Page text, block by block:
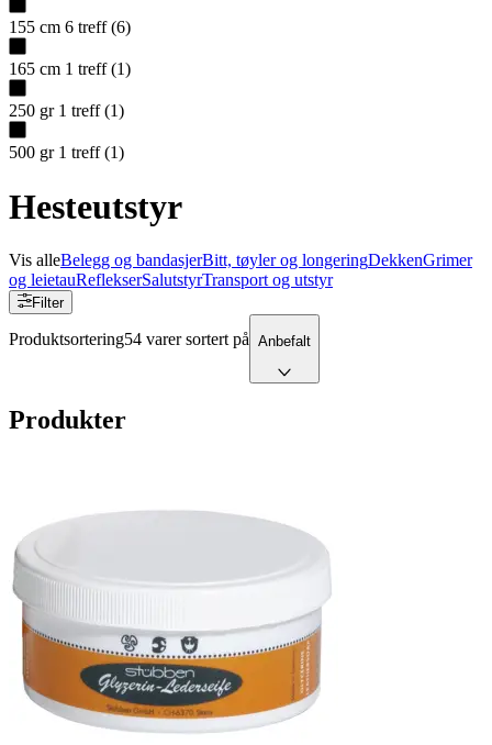
155 cm 6 treff (6)
165 cm 1 treff (1)
250 gr 1 treff (1)
500 gr 1 treff (1)
Hesteutstyr
Vis alleBelegg og bandasjerBitt, tøyler og longeringDekkenGrimer
og leietauReflekserSalutstyrTransport og utstyr
Filter
Produktsortering54 varer sortert på Anbefalt
Produkter